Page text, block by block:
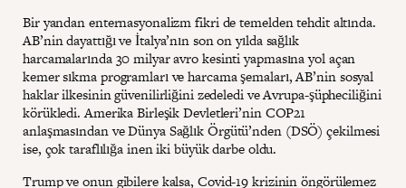
Bir yandan enternasyonalizm fikri de temelden tehdit altında.
AB’nin dayattığı ve İtalya’nın son on yılda sağlık
harcamalarında 30 milyar avro kesinti yapmasına yol açan
kemer sıkma programları ve harcama şemaları, AB’nin sosyal
haklar ilkesinin güvenilirliğini zedeledi ve Avrupa-şüpheciliğini
körükledi. Amerika Birleşik Devletleri’nin COP21
anlaşmasından ve Dünya Sağlık Örgütü’nden (DSÖ) çekilmesi
ise, çok taraflılığa inen iki büyük darbe oldu.
Trump ve onun gibilere kalsa, Covid-19 krizinin öngörülemez